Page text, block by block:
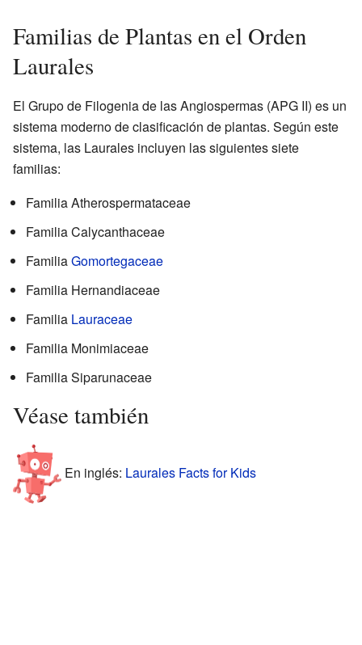
Familias de Plantas en el Orden
Laurales
El Grupo de Filogenia de las Angiospermas (APG II) es un
sistema moderno de clasificación de plantas. Según este
sistema, las Laurales incluyen las siguientes siete
familias:
Familia Atherospermataceae
Familia Calycanthaceae
FamiliaGomortegaceae
Familia Hernandiaceae
Familia Lauraceae
Familia Monimiaceae
Familia Siparunaceae
Véase también
En inglés: Laurales Facts for Kids